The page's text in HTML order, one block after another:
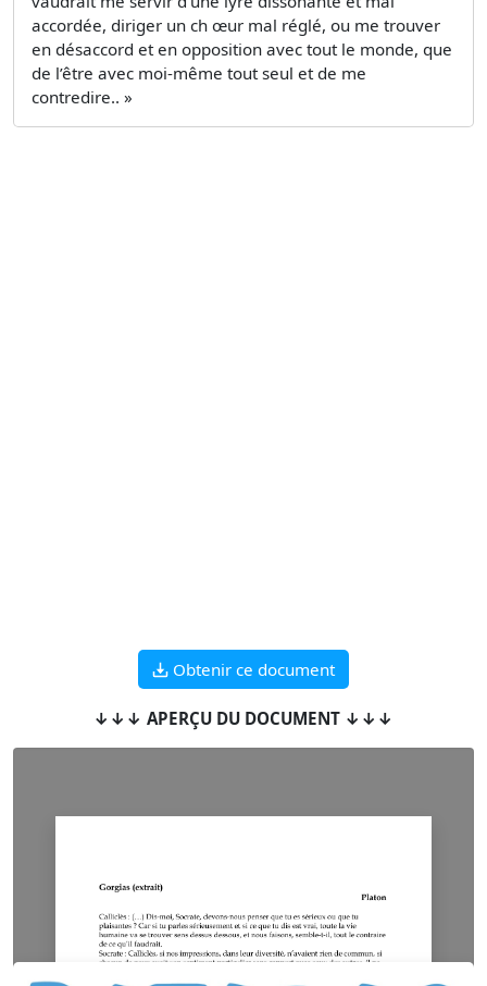
accordée, diriger un ch œur mal réglé, ou me trouver
en désaccord et en opposition avec tout le monde, que
de l’être avec moi-même tout seul et de me
contredire.. »
Obtenir ce document
↓↓↓ APERÇU DU DOCUMENT ↓↓↓